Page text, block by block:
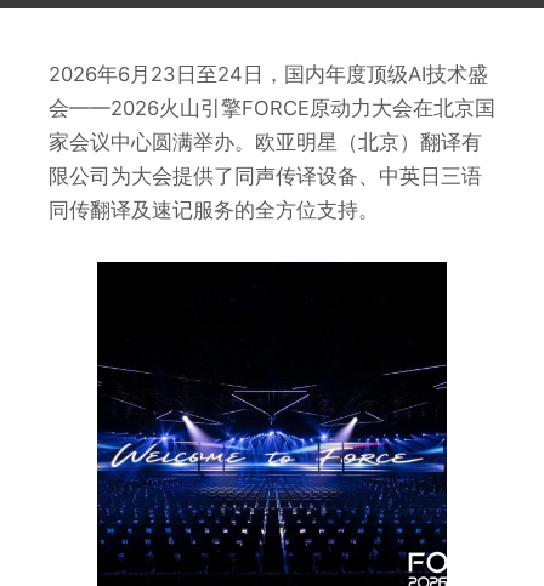
2026年6月23日至24日，国内年度顶级AI技术盛
会——2026火山引擎FORCE原动力大会在北京国
家会议中心圆满举办。欧亚明星（北京）翻译有
限公司为大会提供了同声传译设备、中英日三语
同传翻译及速记服务的全方位支持。